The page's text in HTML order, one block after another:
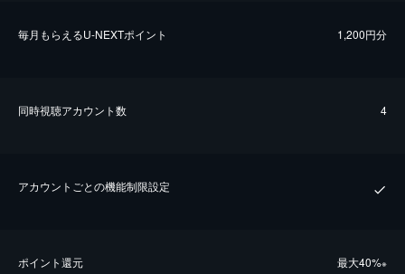
毎⽉もらえるU-NEXTポイント 1,200円分
同時視聴アカウント数 4
アカウントごとの機能制限設定
ポイント還元 最⼤40%※